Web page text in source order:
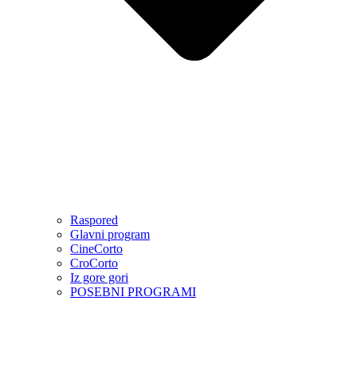
Raspored
Glavni program
CineCorto
CroCorto
Iz gore gori
POSEBNI PROGRAMI